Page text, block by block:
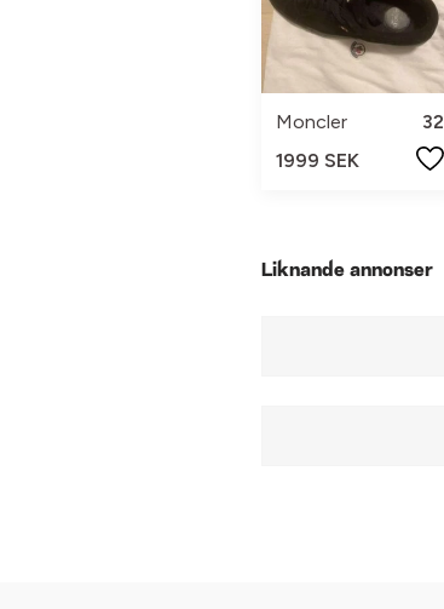
Moncler
32
1999 SEK
Liknande annonser